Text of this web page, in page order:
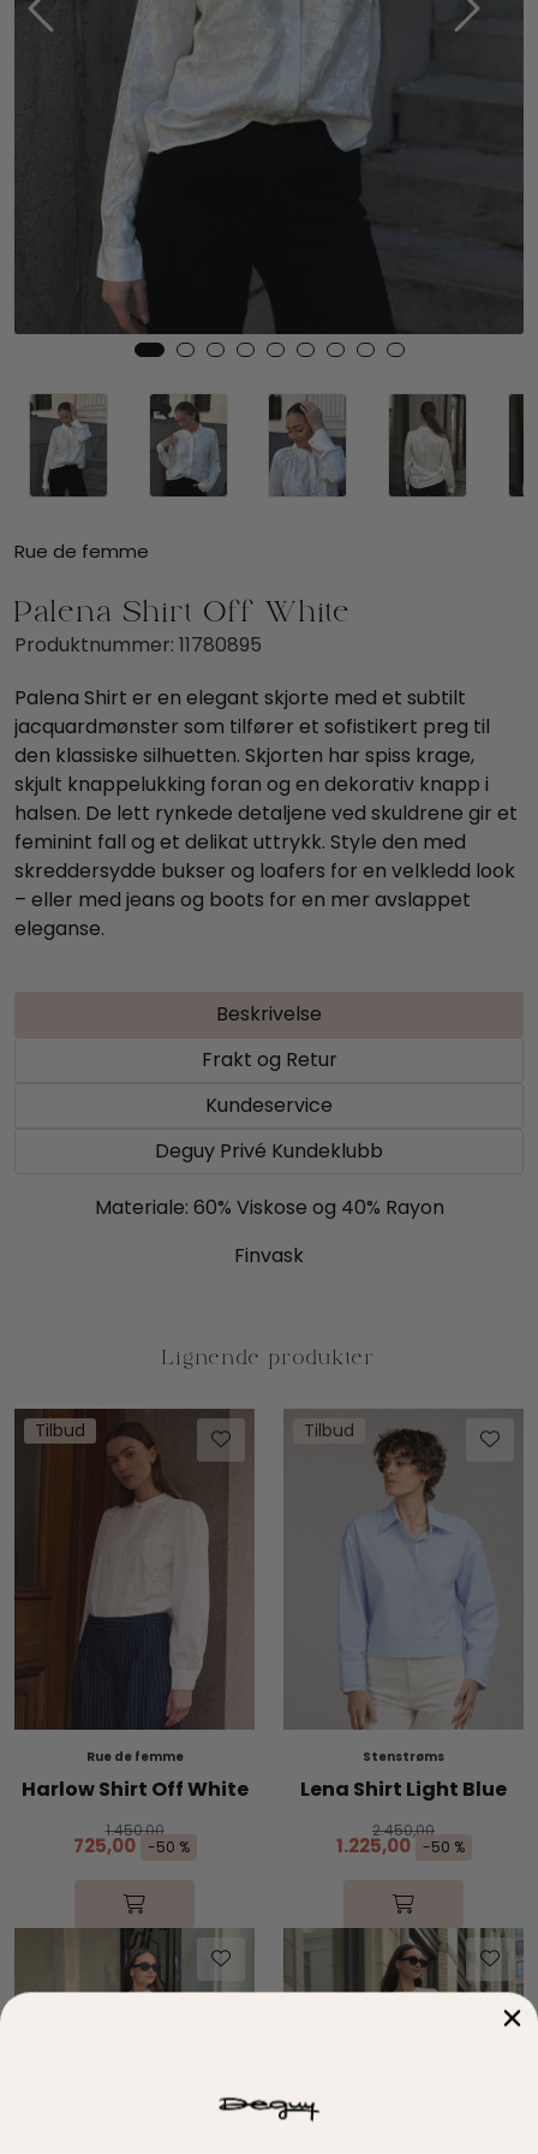
Rue de femme
Produktnummer: 11780895
Palena Shirt er en elegant skjorte med et subtilt
jacquardmønster som tilfører et sofistikert preg til
den klassiske silhuetten. Skjorten har spiss krage,
skjult knappelukking foran og en dekorativ knapp i
halsen. De lett rynkede detaljene ved skuldrene gir et
feminint fall og et delikat uttrykk. Style den med
skreddersydde bukser og loafers for en velkledd look
– eller med jeans og boots for en mer avslappet
eleganse.
Beskrivelse
Frakt og Retur
Kundeservice
Deguy Privé Kundeklubb
Materiale: 60% Viskose og 40% Rayon
Finvask
Tilbud
Rue de femme
Harlow Shirt Off White
1.450,00
725,00 -50 %
Tilbud
Stenstrøms
Lena Shirt Light Blue
2.450,00
1.225,00 -50 %
Skjørt